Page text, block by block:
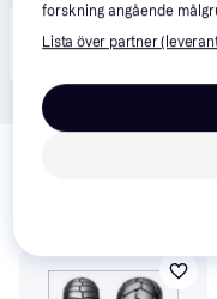
Produkten finns även hos
samarbeta med
Relaterade
forskning angående
Lista över partner